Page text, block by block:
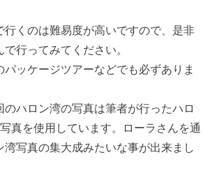
行くのは難易度が高いですので、是非
行ってみてください。
パッケージツアーなどでも必ずありま
のハロン湾の写真は筆者が行ったハロ
真を使用しています。ローラさんを通
湾写真の集大成みたいな事が出来まし